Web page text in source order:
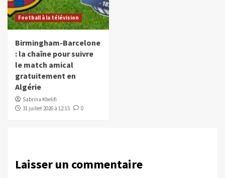
Football à la télévision
Birmingham-Barcelone
: la chaîne pour suivre
le match amical
gratuitement en
Algérie
Sabrina Khelifi
31 juillet 2026 à 12:15
0
Laisser un commentaire